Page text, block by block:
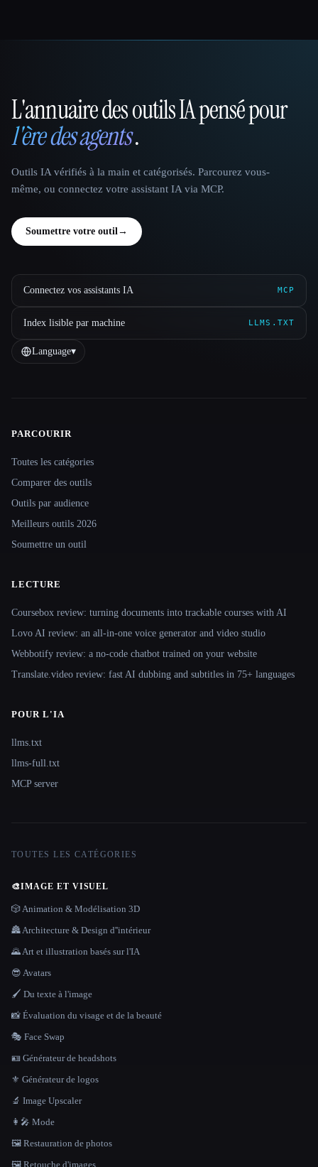
That AI Collection
L'annuaire des outils IA pensé pour
l'ère des agents.
Outils IA vérifiés à la main et catégorisés. Parcourez vous-
même, ou connectez votre assistant IA via MCP.
Soumettre votre outil →
Connectez vos assistants IA MCP
Index lisible par machine LLMS.TXT
Language▾
Site navigation
PARCOURIR
Toutes les catégories
Comparer des outils
Outils par audience
Meilleurs outils 2026
Soumettre un outil
LECTURE
Coursebox review: turning documents into trackable courses with AI
Lovo AI review: an all-in-one voice generator and video studio
Webbotify review: a no-code chatbot trained on your website
Translate.video review: fast AI dubbing and subtitles in 75+ languages
POUR L'IA
llms.txt
llms-full.txt
MCP server
TOUTES LES CATÉGORIES
🎨IMAGE ET VISUEL
🎲 Animation & Modélisation 3D
🏯 Architecture & Design d''intérieur
🌄 Art et illustration basés sur l'IA
😎 Avatars
🖌️ Du texte à l'image
📸 Évaluation du visage et de la beauté
🎭 Face Swap
🪪 Générateur de headshots
⚜️ Générateur de logos
🔬 Image Upscaler
👩‍🎤 Mode
🖼️ Restauration de photos
🖼️ Retouche d'images